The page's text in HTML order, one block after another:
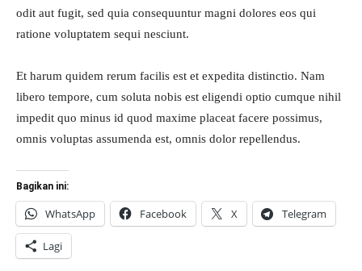
odit aut fugit, sed quia consequuntur magni dolores eos qui
ratione voluptatem sequi nesciunt.
Et harum quidem rerum facilis est et expedita distinctio. Nam
libero tempore, cum soluta nobis est eligendi optio cumque nihil
impedit quo minus id quod maxime placeat facere possimus,
omnis voluptas assumenda est, omnis dolor repellendus.
Bagikan ini:
WhatsApp Facebook X Telegram
Lagi